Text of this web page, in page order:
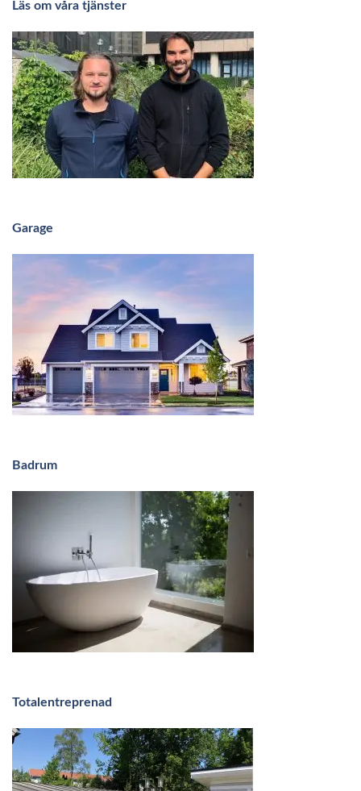
Läs om våra tjänster
Garage
Badrum
Totalentreprenad